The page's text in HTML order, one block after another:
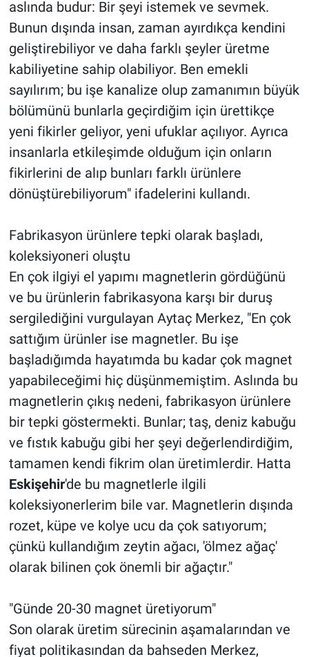
aslında budur: Bir şeyi istemek ve sevmek.
Bunun dışında insan, zaman ayırdıkça kendini
geliştirebiliyor ve daha farklı şeyler üretme
kabiliyetine sahip olabiliyor. Ben emekli
sayılırım; bu işe kanalize olup zamanımın büyük
bölümünü bunlarla geçirdiğim için ürettikçe
yeni fikirler geliyor, yeni ufuklar açılıyor. Ayrıca
insanlarla etkileşimde olduğum için onların
fikirlerini de alıp bunları farklı ürünlere
dönüştürebiliyorum" ifadelerini kullandı.
Fabrikasyon ürünlere tepki olarak başladı,
koleksiyoneri oluştu
En çok ilgiyi el yapımı magnetlerin gördüğünü
ve bu ürünlerin fabrikasyona karşı bir duruş
sergilediğini vurgulayan Aytaç Merkez, "En çok
sattığım ürünler ise magnetler. Bu işe
başladığımda hayatımda bu kadar çok magnet
yapabileceğimi hiç düşünmemiştim. Aslında bu
magnetlerin çıkış nedeni, fabrikasyon ürünlere
bir tepki göstermekti. Bunlar; taş, deniz kabuğu
ve fıstık kabuğu gibi her şeyi değerlendirdiğim,
tamamen kendi fikrim olan üretimlerdir. Hatta
Eskişehir'de bu magnetlerle ilgili
koleksiyonerlerim bile var. Magnetlerin dışında
rozet, küpe ve kolye ucu da çok satıyorum;
çünkü kullandığım zeytin ağacı, 'ölmez ağaç'
olarak bilinen çok önemli bir ağaçtır."
"Günde 20-30 magnet üretiyorum"
Son olarak üretim sürecinin aşamalarından ve
fiyat politikasından da bahseden Merkez,